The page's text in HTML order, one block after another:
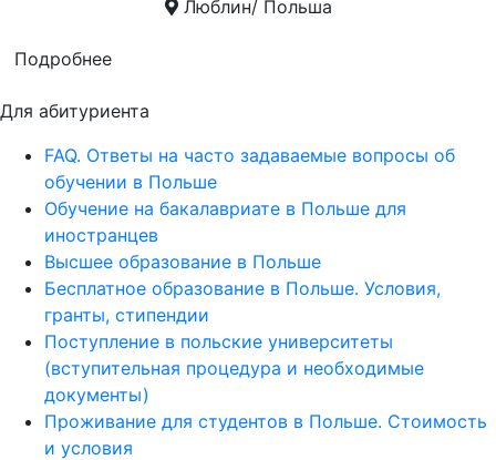
Люблин/ Польша
Подробнее
Для абитуриента
FAQ. Ответы на часто задаваемые вопросы об
обучении в Польше
Обучение на бакалавриате в Польше для
иностранцев
Высшее образование в Польше
Бесплатное образование в Польше. Условия,
гранты, стипендии
Поступление в польские университеты
(вступительная процедура и необходимые
документы)
Проживание для студентов в Польше. Стоимость
и условия